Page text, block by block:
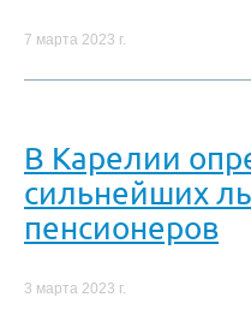
7 марта 2023 г.
В Карелии
сильнейших
пенсионеров
3 марта 2023 г.